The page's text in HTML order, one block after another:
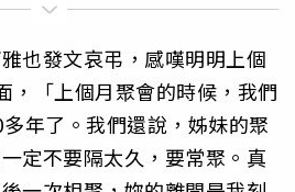
也發文哀弔，感嘆明明上個
，「上個月聚會的時候，我們
年了。我們還說，姊妹的聚
定不要隔太久，要常聚。真